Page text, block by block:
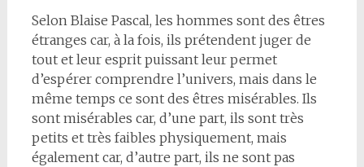
Selon Blaise Pascal, les hommes sont des êtres
étranges car, à la fois, ils prétendent juger de
tout et leur esprit puissant leur permet
d’espérer comprendre l’univers, mais dans le
même temps ce sont des êtres misérables. Ils
sont misérables car, d’une part, ils sont très
petits et très faibles physiquement, mais
également car, d’autre part, ils ne sont pas